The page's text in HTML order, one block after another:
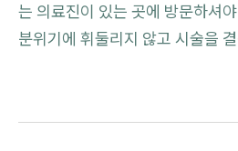
는 의료진이 있는 곳에 방문하셔
분위기에 휘둘리지 않고 시술을